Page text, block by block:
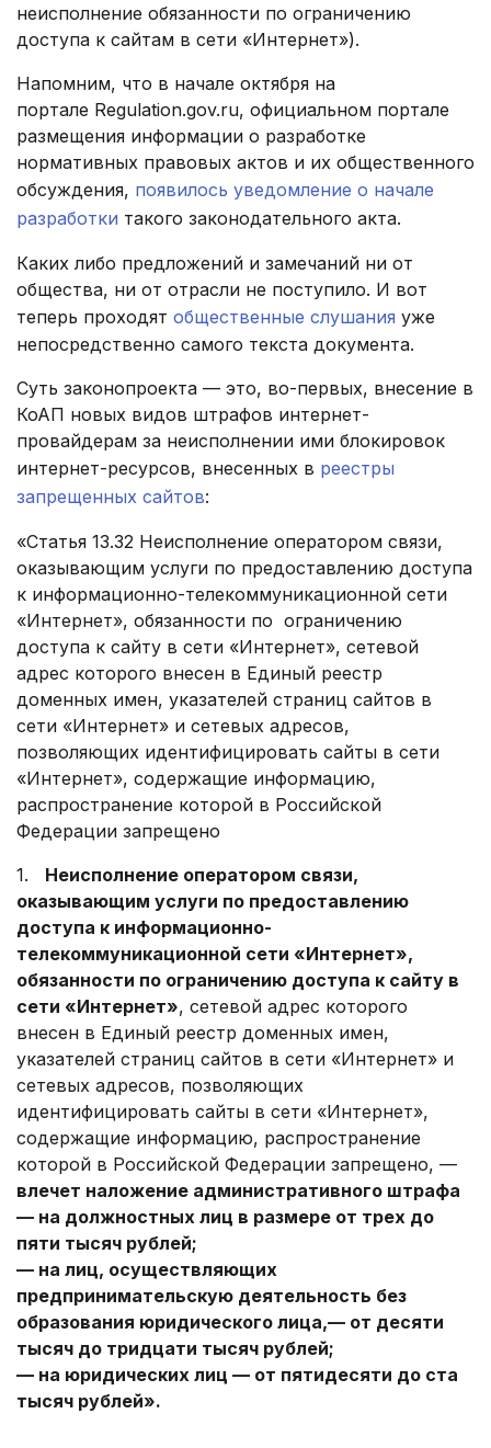
неисполнение обязанности по ограничению
доступа к сайтам в сети «Интернет»).
Напомним, что в начале октября на
портале Regulation.gov.ru, официальном портале
размещения информации о разработке
нормативных правовых актов и их общественного
обсуждения, появилось уведомление о начале
разработки такого законодательного акта.
Каких либо предложений и замечаний ни от
общества, ни от отрасли не поступило. И вот
теперь проходят общественные слушания уже
непосредственно самого текста документа.
Суть законопроекта — это, во-первых, внесение в
КоАП новых видов штрафов интернет-
провайдерам за неисполнении ими блокировок
интернет-ресурсов, внесенных в реестры
запрещенных сайтов:
«Статья 13.32 Неисполнение оператором связи,
оказывающим услуги по предоставлению доступа
к информационно-телекоммуникационной сети
«Интернет», обязанности по ограничению
доступа к сайту в сети «Интернет», сетевой
адрес которого внесен в Единый реестр
доменных имен, указателей страниц сайтов в
сети «Интернет» и сетевых адресов,
позволяющих идентифицировать сайты в сети
«Интернет», содержащие информацию,
распространение которой в Российской
Федерации запрещено
1.
Неисполнение оператором связи,
оказывающим услуги по предоставлению
доступа к информационно-
телекоммуникационной сети «Интернет»,
обязанности по ограничению доступа к сайту в
сети «Интернет», сетевой адрес которого
внесен в Единый реестр доменных имен,
указателей страниц сайтов в сети «Интернет» и
сетевых адресов, позволяющих
идентифицировать сайты в сети «Интернет»,
содержащие информацию, распространение
которой в Российской Федерации запрещено, —
влечет наложение административного штрафа
— на должностных лиц в размере от трех до
пяти тысяч рублей;
— на лиц, осуществляющих
предпринимательскую деятельность без
образования юридического лица,— от десяти
тысяч до тридцати тысяч рублей;
— на юридических лиц — от пятидесяти до ста
тысяч рублей».